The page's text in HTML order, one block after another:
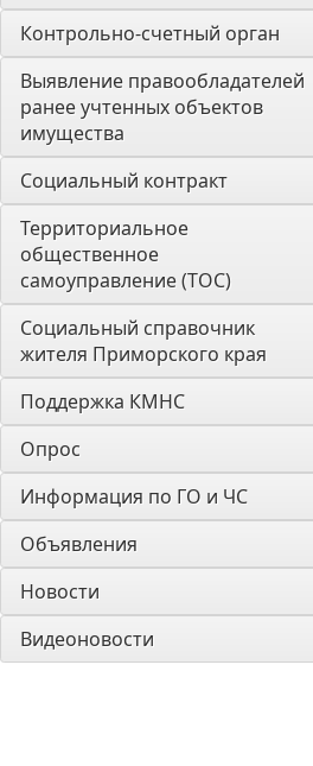
Контрольно-счетный орган
Выявление правообладателей
ранее учтенных объектов
имущества
Социальный контракт
Территориальное
общественное
самоуправление (ТОС)
Социальный справочник
жителя Приморского края
Поддержка КМНС
Опрос
Информация по ГО и ЧС
Объявления
Новости
Видеоновости